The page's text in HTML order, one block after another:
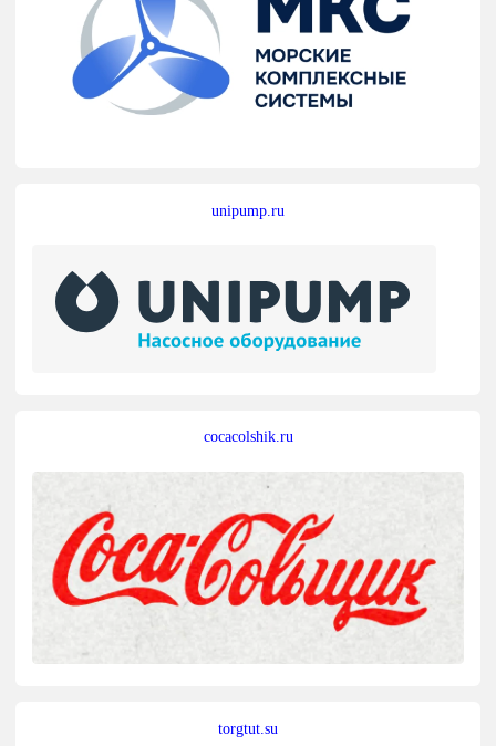
unipump.ru
cocacolshik.ru
torgtut.su